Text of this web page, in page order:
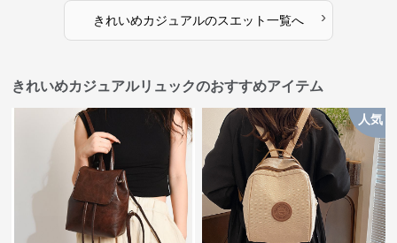
きれいめカジュアルのスエット一覧へ ›
きれいめカジュアルリュックのおすすめアイテム
人気